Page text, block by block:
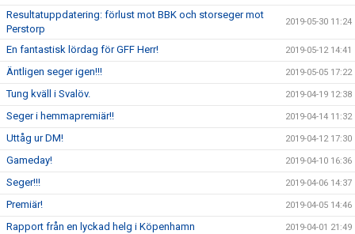
Resultatuppdatering: förlust mot BBK och storseger mot
Perstorp
2019-05-30 11:24
En fantastisk lördag för GFF Herr! 2019-05-12 14:41
Äntligen seger igen!!! 2019-05-05 17:22
Tung kväll i Svalöv. 2019-04-19 12:38
Seger i hemmapremiär!! 2019-04-14 11:32
Uttåg ur DM! 2019-04-12 17:30
Gameday! 2019-04-10 16:36
Seger!!! 2019-04-06 14:37
Premiär! 2019-04-05 14:46
Rapport från en lyckad helg i Köpenhamn 2019-04-01 21:49